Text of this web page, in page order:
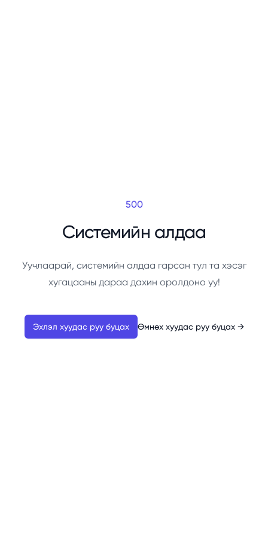
500
Системийн алдаа
Уучлаарай, системийн алдаа гарсан тул та хэсэг
хугацааны дараа дахин оролдоно уу!
Эхлэл хуудас руу буцах Өмнөх хуудас руу буцах →